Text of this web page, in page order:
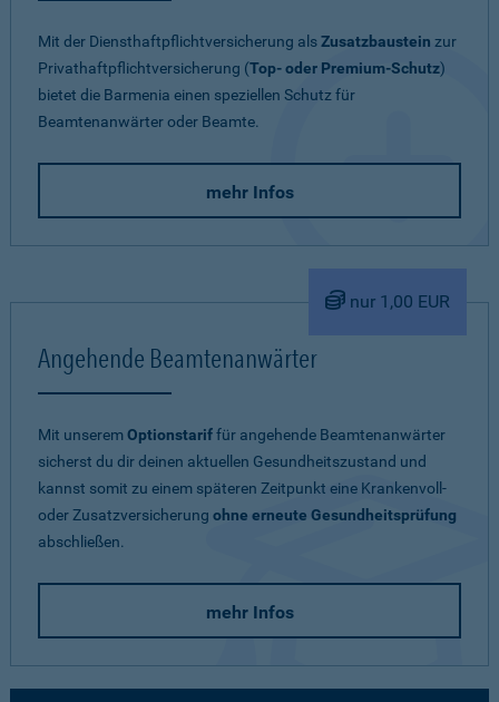
Mit der Diensthaftpflichtversicherung alsZusatzbaustein zur
Privathaftpflichtversicherung (Top- oder Premium-Schutz)
bietet die Barmenia einen speziellen Schutz für
Beamtenanwärter oder Beamte.
mehr Infos
nur 1,00 EUR
Angehende Beamtenanwärter
Mit unseremOptionstariffür angehende Beamtenanwärter
sicherst du dir deinen aktuellen Gesundheitszustand und
kannst somit zu einem späteren Zeitpunkt eine Krankenvoll-
oder Zusatzversicherung ohne erneute Gesundheitsprüfung
abschließen.
mehr Infos